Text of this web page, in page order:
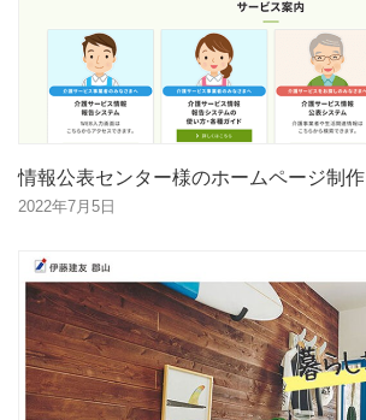
情報公表センター様のホームページ制作
2022年7月5日